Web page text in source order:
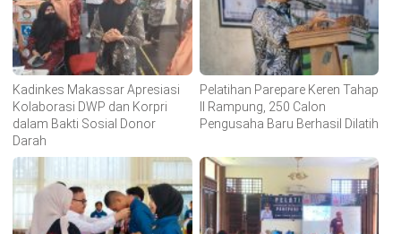
Kadinkes Makassar Apresiasi
Kolaborasi DWP dan Korpri
dalam Bakti Sosial Donor
Darah
Pelatihan Parepare Keren Tahap
II Rampung, 250 Calon
Pengusaha Baru Berhasil Dilatih